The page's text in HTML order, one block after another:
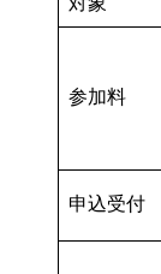
参加料
申込受付